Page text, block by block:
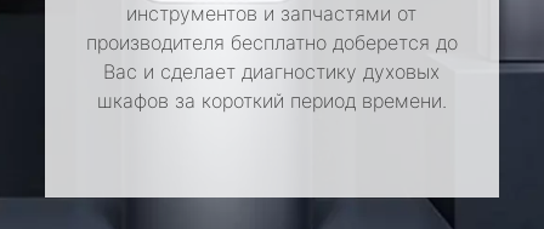
инструментов и запчастями от
производителя бесплатно доберется до
Вас и сделает диагностику духовых
шкафов за короткий период времени.